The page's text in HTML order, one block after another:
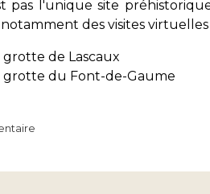
pas l'unique site
des visites
grotte de Lascaux
grotte du Font-de-Gaume